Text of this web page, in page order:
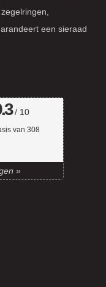
een sieraad
/ 10
van 308
»